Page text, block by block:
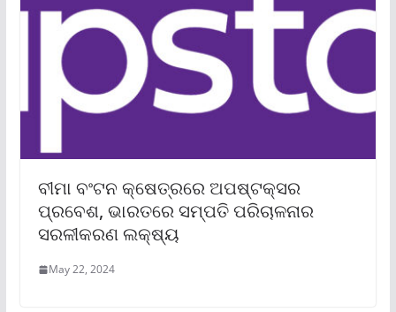
ବୀମା ବଂଟନ କ୍ଷେତ୍ରରେ ଅପଷ୍ଟକ୍ସର
ପ୍ରବେଶ, ଭାରତରେ ସମ୍ପତି ପରିଚାଳନାର
ସରଳୀକରଣ ଲକ୍ଷ୍ୟ
May 22, 2024